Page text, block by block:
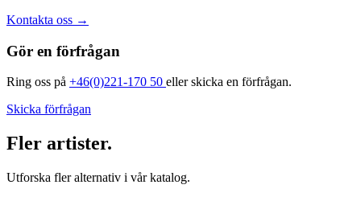
Kontakta oss →
Gör en förfrågan
Ring oss på +46(0)221-170 50 eller skicka en förfrågan.
Skicka förfrågan
Fler artister.
Utforska fler alternativ i vår katalog.